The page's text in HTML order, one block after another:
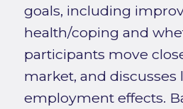
goals, including
health/coping and
participants move
market, and
employment effects.